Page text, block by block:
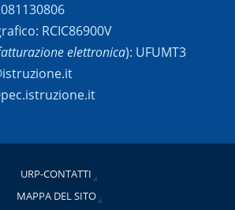
RCIC86900V
elettronica): UFUMT3
URP-CONTATTI
MAPPA DEL SITO